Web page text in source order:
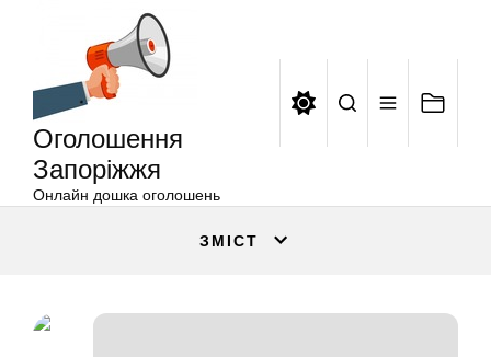
Оголошення
Запоріжжя
Онлайн дошка оголошень
ЗМІСТ